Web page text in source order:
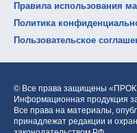
Правила использования
Политика
Пользовательское
© Все права защищены
Информационная продукция
Все права на материалы,
принадлежат редакции и